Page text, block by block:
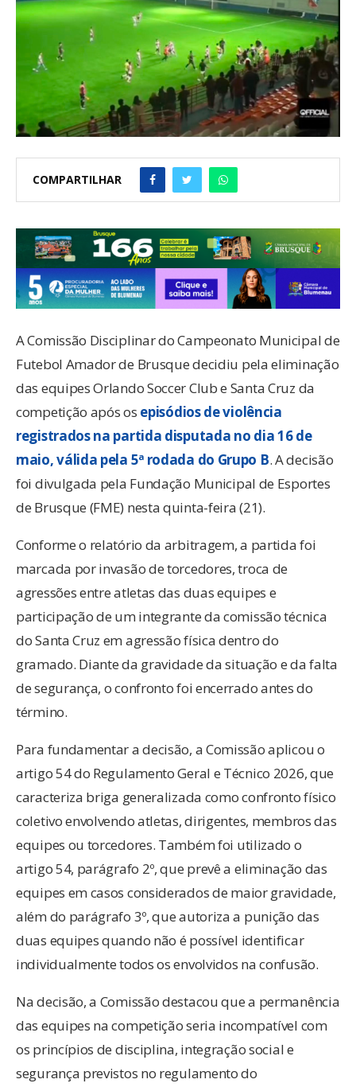
COMPARTILHAR
A Comissão Disciplinar do Campeonato Municipal de
Futebol Amador de Brusque decidiu pela eliminação
das equipes Orlando Soccer Club e Santa Cruz da
competição após os episódios de violência
registrados na partida disputada no dia 16 de
maio, válida pela 5ª rodada do Grupo B. A decisão
foi divulgada pela Fundação Municipal de Esportes
de Brusque (FME) nesta quinta-feira (21).
Conforme o relatório da arbitragem, a partida foi
marcada por invasão de torcedores, troca de
agressões entre atletas das duas equipes e
participação de um integrante da comissão técnica
do Santa Cruz em agressão física dentro do
gramado. Diante da gravidade da situação e da falta
de segurança, o confronto foi encerrado antes do
término.
Para fundamentar a decisão, a Comissão aplicou o
artigo 54 do Regulamento Geral e Técnico 2026, que
caracteriza briga generalizada como confronto físico
coletivo envolvendo atletas, dirigentes, membros das
equipes ou torcedores. Também foi utilizado o
artigo 54, parágrafo 2º, que prevê a eliminação das
equipes em casos considerados de maior gravidade,
além do parágrafo 3º, que autoriza a punição das
duas equipes quando não é possível identificar
individualmente todos os envolvidos na confusão.
Na decisão, a Comissão destacou que a permanência
das equipes na competição seria incompatível com
os princípios de disciplina, integração social e
segurança previstos no regulamento do